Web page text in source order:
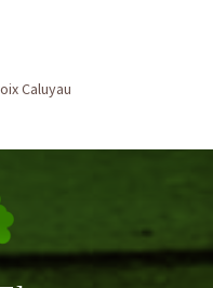
Caluyau